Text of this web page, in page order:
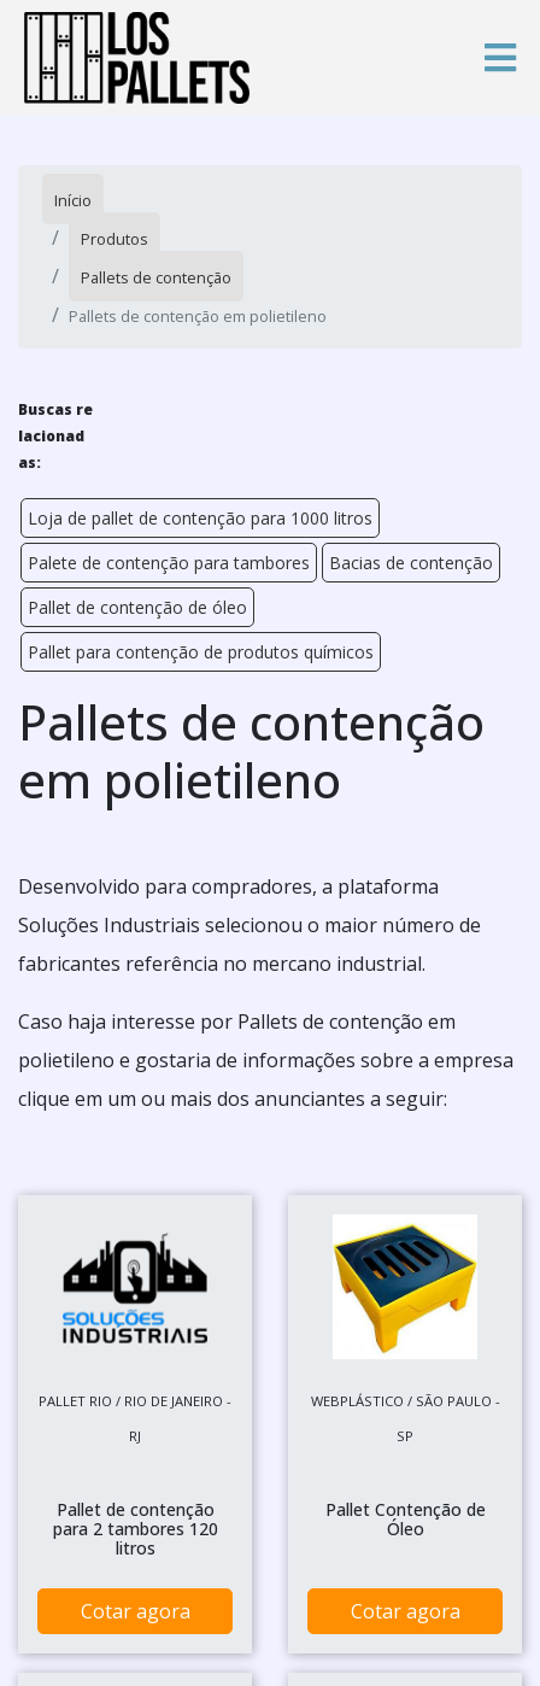
Início
Produtos
Pallets de contenção
Pallets de contenção em polietileno
Buscas re
lacionad
as:
Loja de pallet de contenção para 1000 litros
Palete de contenção para tambores
Bacias de contenção
Pallet de contenção de óleo
Pallet para contenção de produtos químicos
Pallets de contenção
em polietileno
Desenvolvido para compradores, a plataforma
Soluções Industriais selecionou o maior número de
fabricantes referência no mercano industrial.
Caso haja interesse por Pallets de contenção em
polietileno e gostaria de informações sobre a empresa
clique em um ou mais dos anunciantes a seguir:
PALLET RIO / RIO DE JANEIRO -
RJ
Pallet de contenção
para 2 tambores 120
litros
Cotar agora
WEBPLÁSTICO / SÃO PAULO -
SP
Pallet Contenção de
Óleo
Cotar agora